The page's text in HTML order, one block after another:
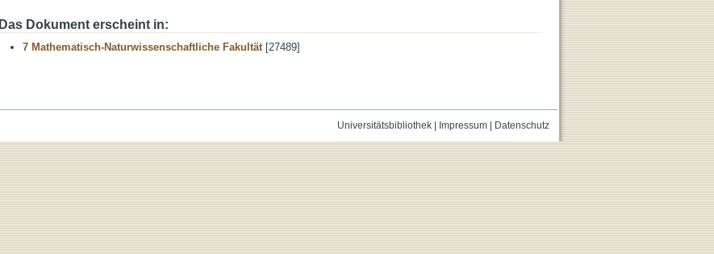
Das Dokument erscheint in:
7 Mathematisch-Naturwissenschaftliche Fakultät[27489]
Universitätsbibliothek| Impressum| Datenschutz